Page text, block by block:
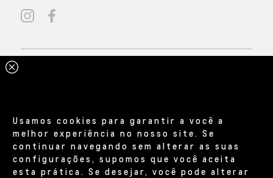
Usamos cookies para garantir a você a
melhor experiência no nosso site. Se
continuar navegando sem alterar as suas
configurações, supomos que você aceita
esta prática. Se desejar, você pode alterar